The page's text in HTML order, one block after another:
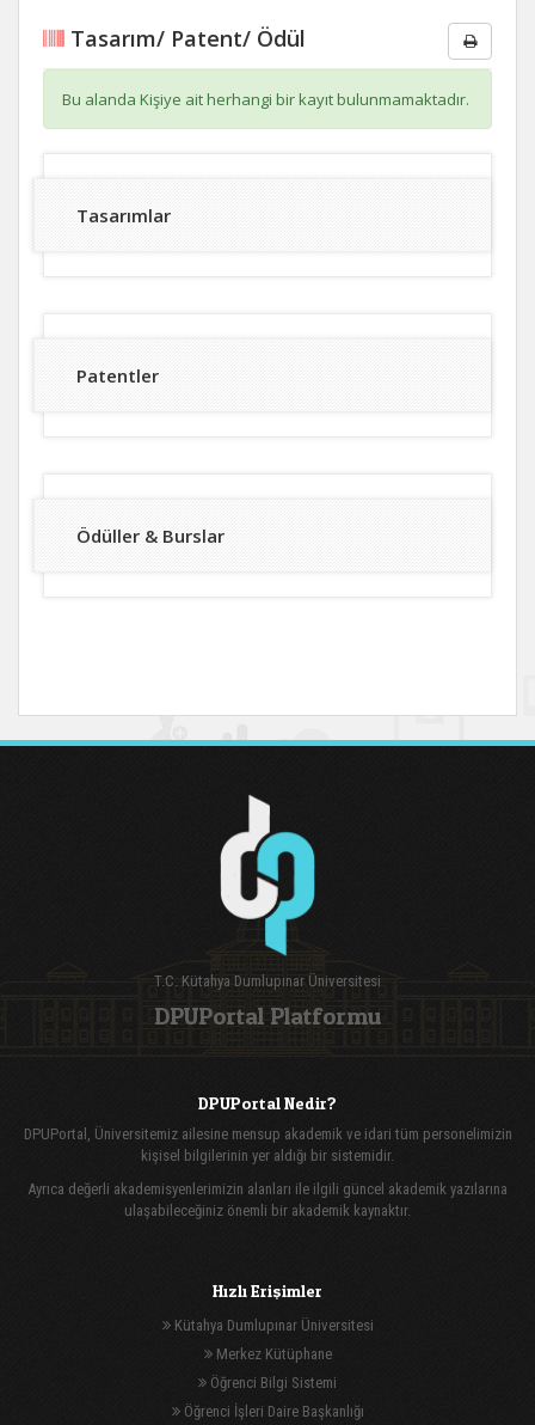
Tasarım/ Patent/ Ödül
Bu alanda Kişiye ait herhangi bir kayıt bulunmamaktadır.
Tasarımlar
Patentler
Ödüller & Burslar
T.C. Kütahya Dumlupınar Üniversitesi
DPUPortal Platformu
DPUPortal Nedir?
DPUPortal, Üniversitemiz ailesine mensup akademik ve idari tüm personelimizin
kişisel bilgilerinin yer aldığı bir sistemidir.
Ayrıca değerli akademisyenlerimizin alanları ile ilgili güncel akademik yazılarına
ulaşabileceğiniz önemli bir akademik kaynaktır.
Hızlı Erişimler
Kütahya Dumlupınar Üniversitesi
Merkez Kütüphane
Öğrenci Bilgi Sistemi
Öğrenci İşleri Daire Başkanlığı